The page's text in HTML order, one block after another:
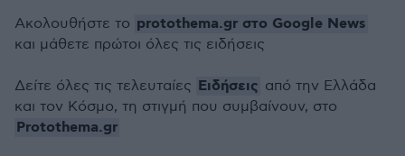
Ακολουθήστε το protothema.gr στο Google News
και μάθετε πρώτοι όλες τις ειδήσεις
Δείτε όλες τις τελευταίες Ειδήσεις από την Ελλάδα
και τον Κόσμο, τη στιγμή που συμβαίνουν, στο
Protothema.gr